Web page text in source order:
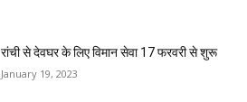
रांची से देवघर के लिए विमान सेवा 17 फरवरी से शुरू
January 19, 2023